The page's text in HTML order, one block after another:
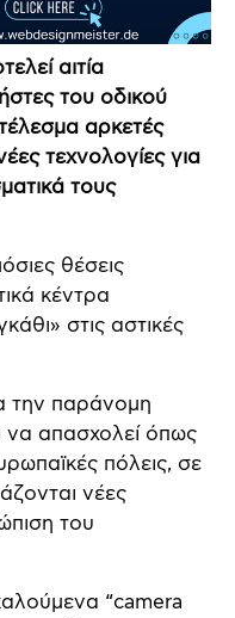
αιτία
του οδικού
αρκετές
τεχνολογίες για
τους
θέσεις
κέντρα
στις αστικές
την παράνομη
απασχολεί όπως
πόλεις, σε
νέες
του
“camera